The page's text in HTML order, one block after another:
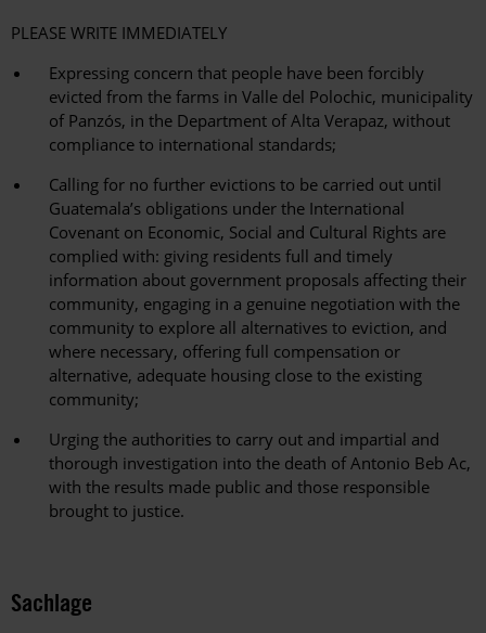
PLEASE WRITE IMMEDIATELY
Expressing concern that people have been forcibly
evicted from the farms in Valle del Polochic, municipality
of Panzós, in the Department of Alta Verapaz, without
compliance to international standards;
Calling for no further evictions to be carried out until
Guatemala’s obligations under the International
Covenant on Economic, Social and Cultural Rights are
complied with: giving residents full and timely
information about government proposals affecting their
community, engaging in a genuine negotiation with the
community to explore all alternatives to eviction, and
where necessary, offering full compensation or
alternative, adequate housing close to the existing
community;
Urging the authorities to carry out and impartial and
thorough investigation into the death of Antonio Beb Ac,
with the results made public and those responsible
brought to justice.
Sachlage